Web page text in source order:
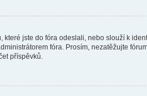
jste do fóra odeslali, nebo slouží k
fóra. Prosím, nezatěžujte
příspěvků.